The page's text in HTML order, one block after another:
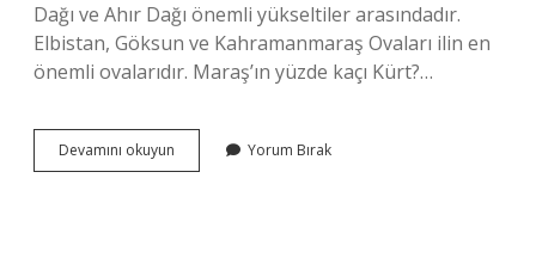
Dağı ve Ahır Dağı önemli yükseltiler arasındadır.
Elbistan, Göksun ve Kahramanmaraş Ovaları ilin en
önemli ovalarıdır. Maraş’ın yüzde kaçı Kürt?…
Devamını okuyun Kahramanmaraş
Neden
Yorum Bırak